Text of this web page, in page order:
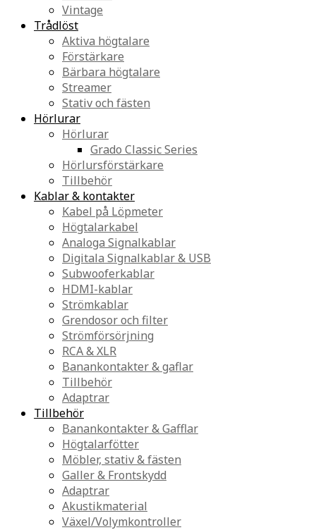
Vintage
Trådlöst
Aktiva högtalare
Förstärkare
Bärbara högtalare
Streamer
Stativ och fästen
Hörlurar
Hörlurar
Grado Classic Series
Hörlursförstärkare
Tillbehör
Kablar & kontakter
Kabel på Löpmeter
Högtalarkabel
Analoga Signalkablar
Digitala Signalkablar & USB
Subwooferkablar
HDMI-kablar
Strömkablar
Grendosor och filter
Strömförsörjning
RCA & XLR
Banankontakter & gaflar
Tillbehör
Adaptrar
Tillbehör
Banankontakter & Gafflar
Högtalarfötter
Möbler, stativ & fästen
Galler & Frontskydd
Adaptrar
Akustikmaterial
Växel/Volymkontroller